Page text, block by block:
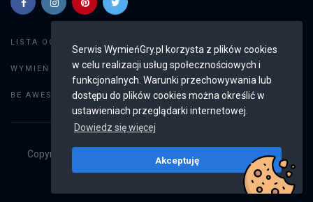
Serwis WymieńGry.pl korzysta z plików cookies
w celu realizacji usług społecznościowych i
funkcjonalnych. Warunki przechowywania lub
dostępu do plików cookies można określić w
ustawieniach przeglądarki internetowej.
Dowiedz się więcej
Akceptuję
LISTA OGŁOSZEŃ:
WYMIEŃ GRY: Dodaj ogłoszenie
BE AWESOME: Weryfikacja konta
Copyright © 2019 - 2026
Wszystkie prawa
v2.8.4